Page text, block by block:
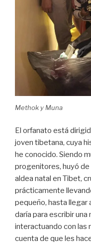
Methok y Muna
El orfanato está
joven tibetana, cuya
he conocido. Siendo
progenitores, huyó
aldea natal en Tibet,
prácticamente
pequeño, hasta llegar
daría para escribir una
interactuando con las
cuenta de que les